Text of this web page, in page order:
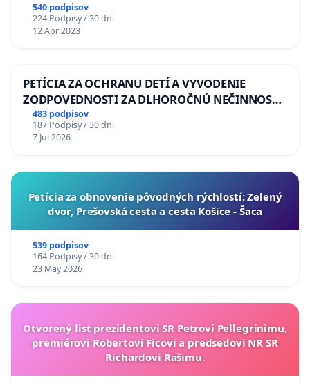
540 podpisov
224 Podpisy / 30 dni
12 Apr 2023
PETÍCIA ZA OCHRANU DETÍ A VYVODENIE
ZODPOVEDNOSTI ZA DLHOROČNÚ NEČINNOSŤ
A ZLYHANIE ŠTÁTU
483 podpisov
187 Podpisy / 30 dni
7 Jul 2026
​Petícia za obnovenie pôvodných rýchlostí: Zelený
dvor, Prešovská cesta a cesta Košice - Šaca
539 podpisov
164 Podpisy / 30 dni
23 May 2026
Otvorený list prezidentovi SR Petrovi Pellegrinimu,
premiérovi Robertovi Ficovi a predsedovi NR SR
Richardovi Rašimu.